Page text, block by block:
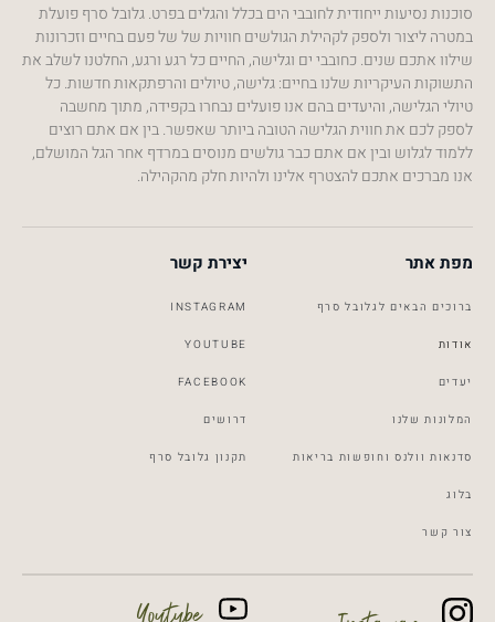
סוכנות נסיעות ייחודית לחובבי הים בכלל והגלים בפרט. גלובל סרף פועלת
במטרה ליצור ולספק לקהילת הגולשים חוויות של של פעם בחיים וזכרונות
שילוו אתכם שנים. כחובבי ים וגלישה, החיים כל רגע ורגע, החלטנו לשלב את
התשוקות העיקריות שלנו בחיים: גלישה, טיולים והרפתקאות חדשות. כל
טיולי הגלישה, והיעדים בהם אנו פועלים נבחרו בקפידה, מתוך מחשבה
לספק לכם את חווית הגלישה הטובה ביותר שאפשר. בין אם אתם רוצים
ללמוד לגלוש ובין אם אתם כבר גולשים מנוסים במרדף אחר הגל המושלם,
אנו מברכים אתכם להצטרף אלינו ולהיות חלק מהקהילה.
Global Surf
מפת אתר
ברוכים הבאים לגלובל סרף
אודות
יעדים
המלונות שלנו
סדנאות וולנס וחופשות בריאות
בלוג
צור קשר
יצירת קשר
INSTAGRAM
YOUTUBE
FACEBOOK
דרושים
תקנון גלובל סרף